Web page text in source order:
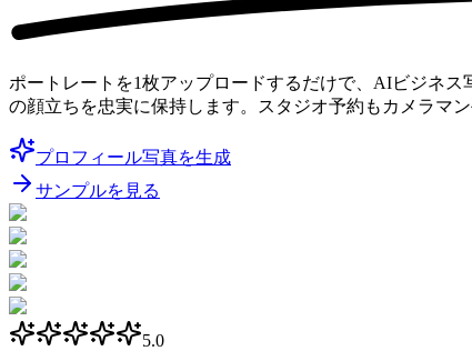
ポートレートを1枚アップロードするだけで、AIビジネ
の顔立ちを忠実に保持します。スタジオ予約もカメラマ
プロフィール写真を生成
サンプルを見る
5.0